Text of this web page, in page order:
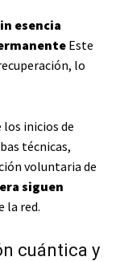
esencia
Este
lo
los inicios de
técnicas,
voluntaria de
siguen
la red.
cuántica y